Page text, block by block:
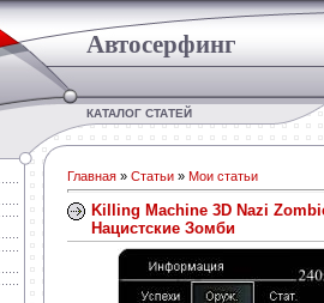
Автосерфинг
КАТАЛОГ СТАТЕЙ
Главная » Статьи » Мои статьи
Killing Machine 3D Nazi
Нацистские Зомби